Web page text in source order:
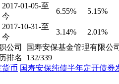
2017-01-05-至
今
6.55% 5.15%
2017-10-31-至
今
3.14% 2.01%
公司
国寿安保基金管理有限公
排名
132/339
货币 国寿安保纯债半年定开债券